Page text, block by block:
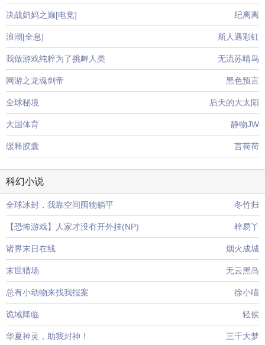
决战奶妈之巅[电竞] 纪离离
浪潮[全息] 斯人遇彩虹
我做游戏纯粹为了挑衅人类 无流苏晴鸟
网游之龙魂剑帝 黑色预言
全球秘境 后天的大太阳
大国体育 静物JW
缓释胶囊 言荷荷
科幻小说
全球冰封，我靠空间囤物躺平 冬竹归
【恐怖游戏】人家才没有开外挂(NP) 梓易丫
诸界末日在线 烟火成城
末世猎场 无云黑岛
总有小动物来找我报案 徐小喵
诡域降临 轻侯
华夏神灵，助我封神！ 三千大梦